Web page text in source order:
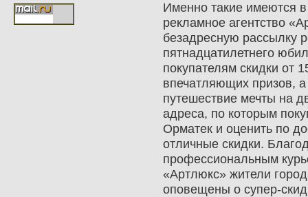
Именно такие имеются
рекламное агентство
безадресную рассылку
пятнадцатилетнего
покупателям скидки от
впечатляющих призов,
путешествие мечты на
адреса, по которым
Орматек и оценить по
отличные скидки.
профессиональным
«Артлюкс» жители
оповещены о супер-